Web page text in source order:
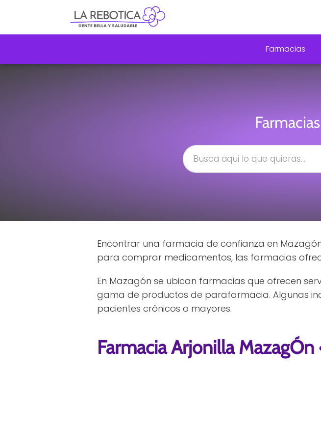
Farmacias
Encontrar una farmacia de confianza en
para comprar medicamentos, las farmacias
En Mazagón se ubican farmacias que ofrecen
gama de productos de parafarmacia. Algunas
pacientes crónicos o mayores.
Farmacia Arjonilla MazagÓn